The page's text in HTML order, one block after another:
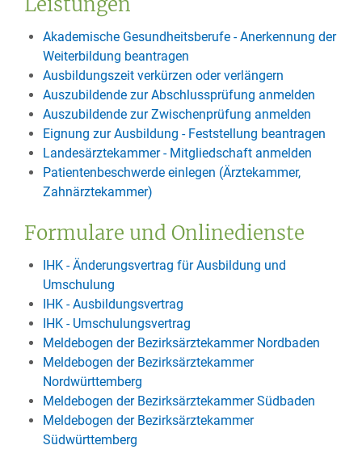
Akademische Gesundheitsberufe - Anerkennung der
Weiterbildung beantragen
Ausbildungszeit verkürzen oder verlängern
Auszubildende zur Abschlussprüfung anmelden
Auszubildende zur Zwischenprüfung anmelden
Eignung zur Ausbildung - Feststellung beantragen
Landesärztekammer - Mitgliedschaft anmelden
Patientenbeschwerde einlegen (Ärztekammer,
Zahnärztekammer)
Formulare und Onlinedienste
IHK - Änderungsvertrag für Ausbildung und
Umschulung
IHK - Ausbildungsvertrag
IHK - Umschulungsvertrag
Meldebogen der Bezirksärztekammer Nordbaden
Meldebogen der Bezirksärztekammer
Nordwürttemberg
Meldebogen der Bezirksärztekammer Südbaden
Meldebogen der Bezirksärztekammer
Südwürttemberg